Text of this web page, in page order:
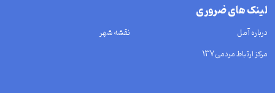
لینک های ضروری
درباره آمل
نقشه شهر
مرکز ارتباط مردمی137